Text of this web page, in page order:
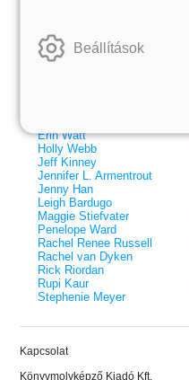
olvasható!
Kiemelt szerzőink
Erin Watt
Holly Webb
Jeff Kinney
Jennifer L. Armentrout
Jenny Han
Leigh Bardugo
Maggie Stiefvater
Penelope Ward
Rachel Renee Russell
Rachel van Dyken
Rick Riordan
Rupi Kaur
Stephenie Meyer
Kapcsolat
Könyvmolyképző Kiadó Kft.
Beállítások